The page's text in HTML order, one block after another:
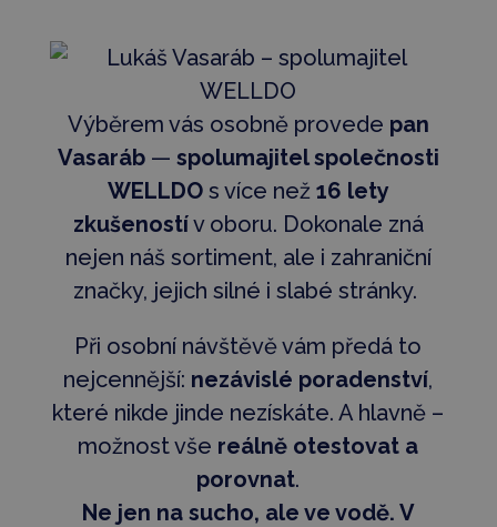
Výběrem vás osobně provede pan
Vasaráb— spolumajitel společnosti
WELLDOs více než 16 lety
zkušenostív oboru. Dokonale zná
nejen náš sortiment, ale i zahraniční
značky, jejich silné i slabé stránky.
Při osobní návštěvě vám předá to
nejcennější: nezávislé poradenství,
které nikde jinde nezískáte. A hlavně –
možnost vše reálně otestovat a
porovnat.
Ne jen na sucho, ale ve vodě. V